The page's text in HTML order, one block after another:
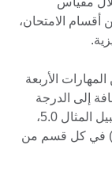
قسم من أقسام الامتحان،
الأربعة
إلى الدرجة
الكلية. ويمكنك تحصيل درجات كاملة (على سبيل المثال 5.0،
6.0، 7.0) أو نصف درجات (مثل 5.5، 6.5، 7.5) في كل قسم من